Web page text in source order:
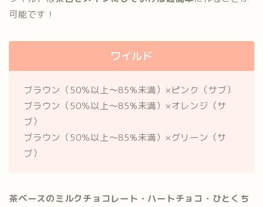
可能です！
ワイルド
ブラウン（50％以上～85%未満）×ピンク（サブ）
ブラウン（50％以上～85%未満）×オレンジ（サ
ブ）
ブラウン（50％以上～85%未満）×グリーン（サ
ブ）
茶ベースのミルクチョコレート・ハートチョコ・ひとくち